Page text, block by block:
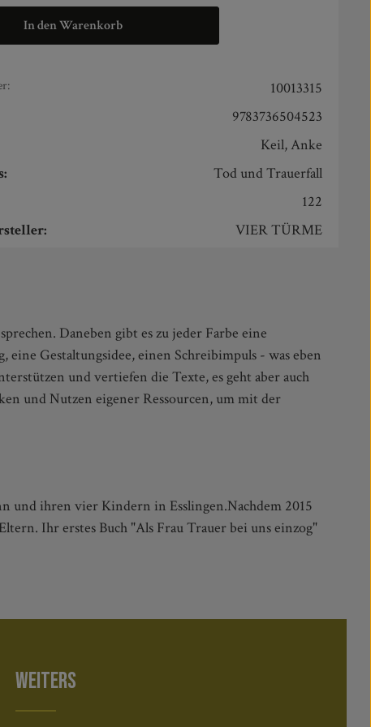
In den Warenkorb
10013315
9783736504523
Keil, Anke
Tod und Trauerfall
122
VIER TÜRME
ihren vier Kindern in Esslingen.Nachdem 2015
Ihr erstes Buch "Als Frau Trauer bei uns einzog"
WEITERS